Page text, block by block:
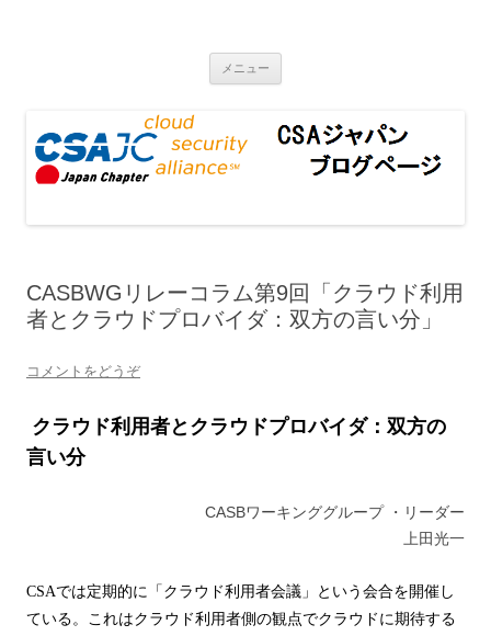
メニュー
CASBWGリレーコラム第9回「クラウド利用
者とクラウドプロバイダ：双方の言い分」
コメントをどうぞ
クラウド利用者とクラウドプロバイダ：双方の
言い分
CASBワーキンググループ ・リーダー
上田光一
CSAでは定期的に「クラウド利用者会議」という会合を開催し
ている。
これはクラウド利用者側の観点でクラウドに期待する